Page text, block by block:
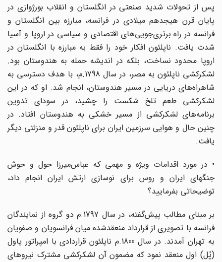
پس از تحولات شدید صنعتی در انگلستان و انقلاب بورژوازی در
پایان قرن هیجدهم میلادی در فرانسه، مبارزه بین انگلستان و
فرانسه در راه برتری‌جویی‌های اقتصادی و سیاسی در اروپا و آسیا
شدت یافت. ناپلئون افکار خود را فقط به مبارزه با انگلستان در
اروپا محدود نساخت، بلکه در اندیشه حمله به هندوستان بود.
لشکرکشی ناپلئون به مصر، در سال 1798.م، با هدف دسترسی به
شاهراه‌های دریایی در مسیر هندوستان، انجام شد. او که در این
لشکرکشی طعم تلخ شکست را چشید، در سودای تدوین
برنامه‌های لشکرکشی از مسیر خشکی به هندوستان افتاد. در
چنین حال و هوایی سرزمین ایران برای ناپلئون قدر و منزلتی دیگر
یافت.
• در مورد اقدامات ویژه و مهمی که عباس‌میرزا حول و حوش
جنگهای ایران و روس برای نوسازی ارتش ایران انجام داد،
توضیحاتی بفرمایید؟
بر مبنای مطالب پیش‌گفته، در سال 1797.م دو گروه از نمایندگان
فرانسه با تصویری از قرارداد منعقدشده میان فرانسویان و صفویان
به تهران آمدند. در سال 1800.م ناپلئون قراردادی با امپراتور پاول
(پُل) اول منعقد نمود که مضمون آن لشکرکشی مشترک نیروهای